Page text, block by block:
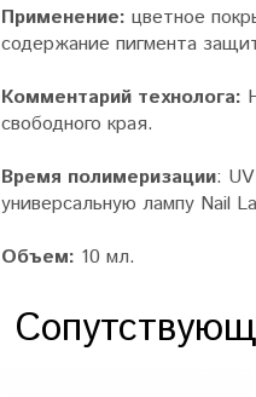
Применение: цветное
содержание пигмента
Комментарий технолога:
свободного края.
Время полимеризации:
универсальную лампу Nail
Объем: 10 мл.